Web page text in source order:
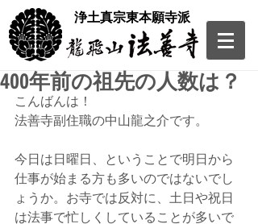
​浄土真宗東本願寺派
400年前の祖先の人数は？
こんばんは！
法善寺副住職の中山龍之介です。
今日は日曜日、ということで明日から
仕事が始まる方も多いのではないでし
ょうか。お寺では反対に、土日や祝日
は法事で忙しくしていることが多いで